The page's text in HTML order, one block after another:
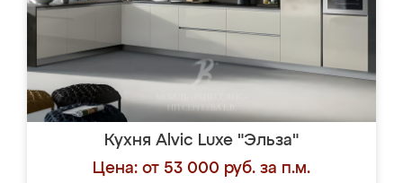
Кухня Alvic Luxe "Эльза"
Цена: от 53 000 руб. за п.м.